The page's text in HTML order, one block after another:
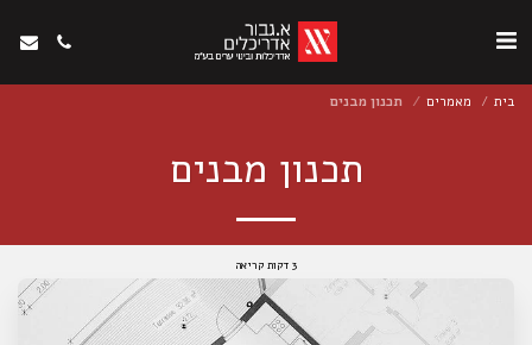
בית מאמרים תכנון מבנים
תכנון מבנים
3 דקות קריאה